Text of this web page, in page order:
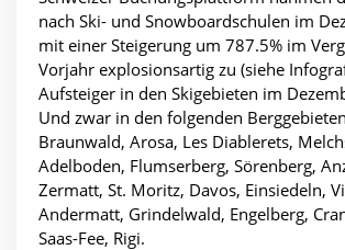
nach Ski- und Snowboardschulen im
mit einer Steigerung um 787.5% im
Vorjahr explosionsartig zu (siehe
Aufsteiger in den Skigebieten im
Und zwar in den folgenden
Braunwald, Arosa, Les Diablerets,
Adelboden, Flumserberg, Sörenberg,
Zermatt, St. Moritz, Davos, Einsiedeln,
Andermatt, Grindelwald, Engelberg,
Saas-Fee, Rigi.